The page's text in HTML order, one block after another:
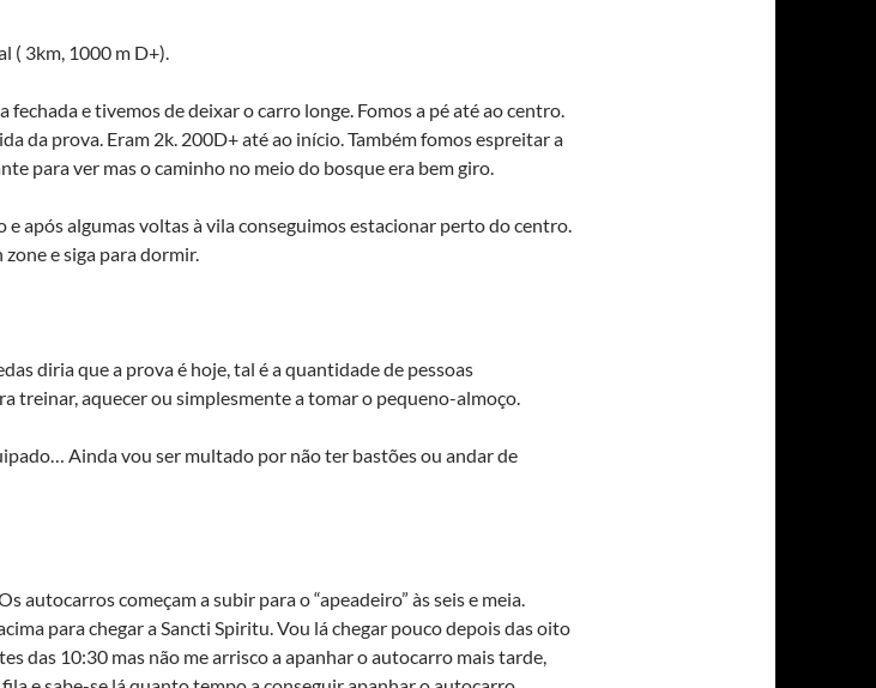
( 3km, 1000 m D+).
fechada e tivemos de deixar o carro longe. Fomos a pé até ao centro.
da prova. Eram 2k. 200D+ até ao início. Também fomos espreitar a
para ver mas o caminho no meio do bosque era bem giro.
e após algumas voltas à vila conseguimos estacionar perto do centro.
e siga para dormir.
diria que a prova é hoje, tal é a quantidade de pessoas
treinar, aquecer ou simplesmente a tomar o pequeno-almoço.
Ainda vou ser multado por não ter bastões ou andar de
autocarros começam a subir para o “apeadeiro” às seis e meia.
para chegar a Sancti Spiritu. Vou lá chegar pouco depois das oito
das 10:30 mas não me arrisco a apanhar o autocarro mais tarde,